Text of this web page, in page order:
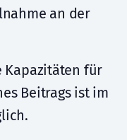
an der
Kapazitäten für
Beitrags ist im